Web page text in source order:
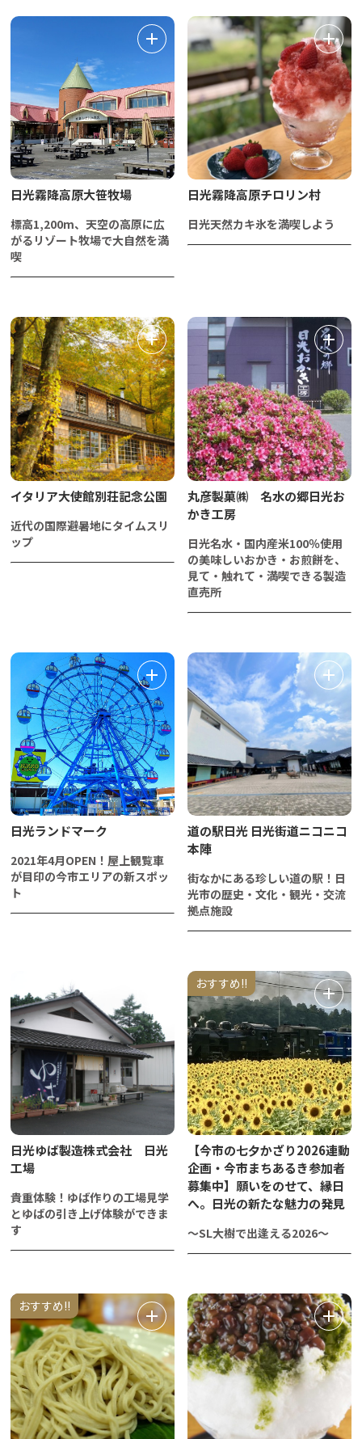
日光霧降高原大笹牧場
標高1,200m、天空の高原に広
がるリゾート牧場で大自然を満
喫
日光霧降高原チロリン村
日光天然カキ氷を満喫しよう
イタリア大使館別荘記念公園
近代の国際避暑地にタイムスリ
ップ
丸彦製菓㈱ 名水の郷日光お
かき工房
日光名水・国内産米100％使用
の美味しいおかき・お煎餅を、
見て・触れて・満喫できる製造
直売所
日光ランドマーク
2021年4月OPEN！屋上観覧車
が目印の今市エリアの新スポッ
ト
道の駅日光 日光街道ニコニコ
本陣
街なかにある珍しい道の駅！日
光市の歴史・文化・観光・交流
拠点施設
日光ゆば製造株式会社 日光
工場
貴重体験！ゆば作りの工場見学
とゆばの引き上げ体験ができま
す
おすすめ!!
【今市の七夕かざり2026連動
企画・今市まちあるき参加者
募集中】願いをのせて、縁日
へ。日光の新たな魅力の発見
～SL大樹で出逢える2026～
おすすめ!!